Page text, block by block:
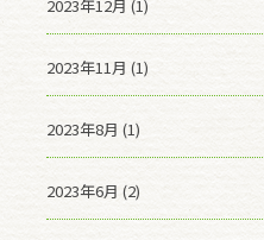
2023年12月 (1)
2023年11月 (1)
2023年8月 (1)
2023年6月 (2)